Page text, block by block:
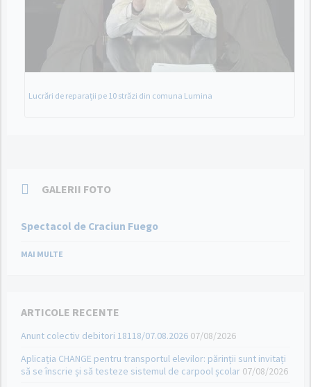
Lucrări de reparații pe 10 străzi din comuna Lumina
GALERII FOTO
Spectacol de Craciun Fuego
MAI MULTE
ARTICOLE RECENTE
Anunt colectiv debitori 18118/07.08.2026 07/08/2026
Aplicația CHANGE pentru transportul elevilor: părinții sunt invitați
să se înscrie și să testeze sistemul de carpool școlar 07/08/2026